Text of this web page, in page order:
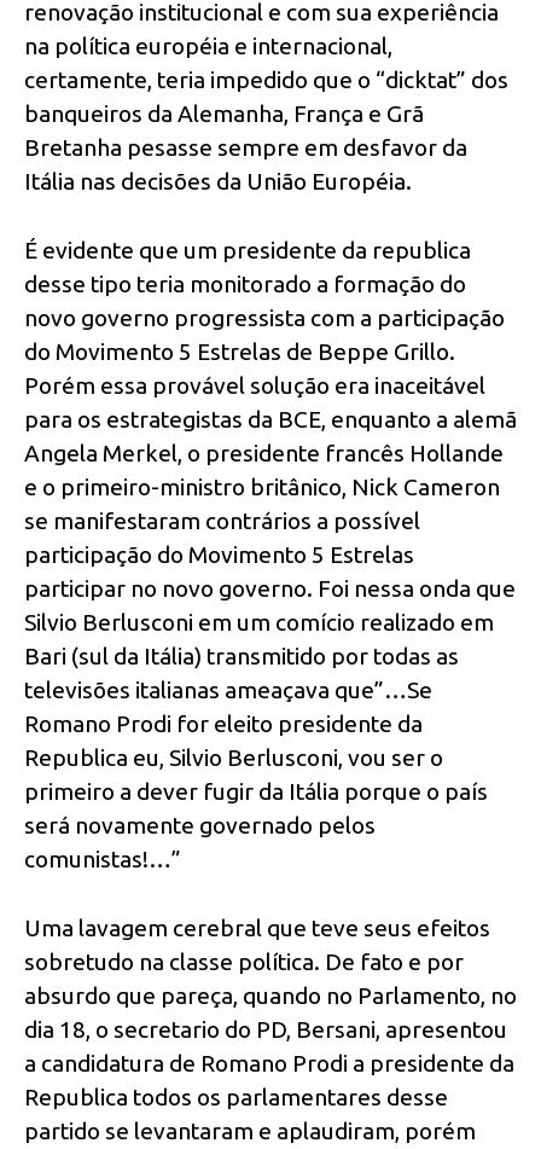
renovação institucional e com sua experiência
na política européia e internacional,
certamente, teria impedido que o “dicktat” dos
banqueiros da Alemanha, França e Grã
Bretanha pesasse sempre em desfavor da
Itália nas decisões da União Européia.
É evidente que um presidente da republica
desse tipo teria monitorado a formação do
novo governo progressista com a participação
do Movimento 5 Estrelas de Beppe Grillo.
Porém essa provável solução era inaceitável
para os estrategistas da BCE, enquanto a alemã
Angela Merkel, o presidente francês Hollande
e o primeiro-ministro britânico, Nick Cameron
se manifestaram contrários a possível
participação do Movimento 5 Estrelas
participar no novo governo. Foi nessa onda que
Silvio Berlusconi em um comício realizado em
Bari (sul da Itália) transmitido por todas as
televisões italianas ameaçava que”…Se
Romano Prodi for eleito presidente da
Republica eu, Silvio Berlusconi, vou ser o
primeiro a dever fugir da Itália porque o país
será novamente governado pelos
comunistas!…”
Uma lavagem cerebral que teve seus efeitos
sobretudo na classe política. De fato e por
absurdo que pareça, quando no Parlamento, no
dia 18, o secretario do PD, Bersani, apresentou
a candidatura de Romano Prodi a presidente da
Republica todos os parlamentares desse
partido se levantaram e aplaudiram, porém